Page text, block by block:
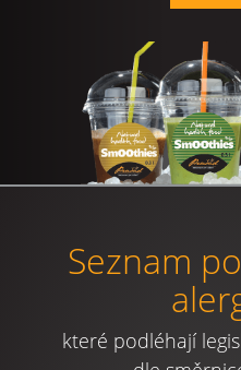
Seznam
které podléhají